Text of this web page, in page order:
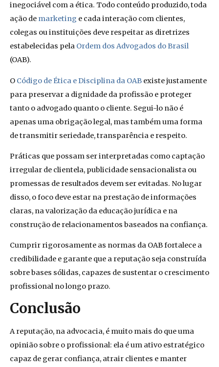
inegociável com a ética. Todo conteúdo produzido, toda
ação de marketing e cada interação com clientes,
colegas ou instituições deve respeitar as diretrizes
estabelecidas pela Ordem dos Advogados do Brasil
(OAB).
O Código de Ética e Disciplina da OAB existe justamente
para preservar a dignidade da profissão e proteger
tanto o advogado quanto o cliente. Segui-lo não é
apenas uma obrigação legal, mas também uma forma
de transmitir seriedade, transparência e respeito.
Práticas que possam ser interpretadas como captação
irregular de clientela, publicidade sensacionalista ou
promessas de resultados devem ser evitadas. No lugar
disso, o foco deve estar na prestação de informações
claras, na valorização da educação jurídica e na
construção de relacionamentos baseados na confiança.
Cumprir rigorosamente as normas da OAB fortalece a
credibilidade e garante que a reputação seja construída
sobre bases sólidas, capazes de sustentar o crescimento
profissional no longo prazo.
Conclusão
A reputação, na advocacia, é muito mais do que uma
opinião sobre o profissional: ela é um ativo estratégico
capaz de gerar confiança, atrair clientes e manter